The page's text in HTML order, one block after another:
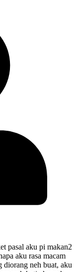
pasal aku pi makan2
aku rasa macam
diorang neh buat, aku